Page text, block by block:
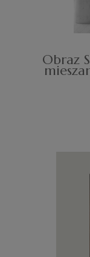
Obraz